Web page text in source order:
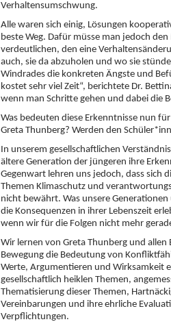
Verhaltensumschwung.
Alle waren sich einig, Lösungen
beste Weg. Dafür müsse man jedoch
verdeutlichen, den eine
auch, sie da abzuholen und wo sie
Windrades die konkreten Ängste und
kostet sehr viel Zeit“, berichtete Dr.
wenn man Schritte gehen und dabei die
Was bedeuten diese Erkenntnisse nun
Greta Thunberg? Werden den
In unserem gesellschaftlichen
ältere Generation der jüngeren ihre
Gegenwart lehren uns jedoch, dass sich
Themen Klimaschutz und
nicht bewährt. Was unsere
die Konsequenzen in ihrer Lebenszeit
wenn wir für die Folgen nicht mehr
Wir lernen von Greta Thunberg und
Bewegung die Bedeutung von
Werte, Argumentieren und Wirksamkeit
gesellschaftlich heiklen Themen,
Thematisierung dieser Themen,
Vereinbarungen und ihre ehrliche
Verpflichtungen.